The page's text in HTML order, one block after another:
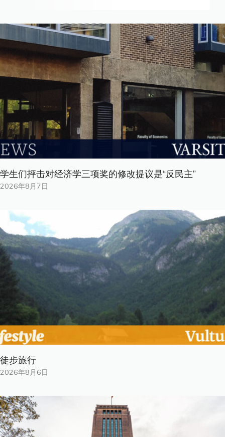
学生们抨击对经济学三项奖的修改提议是“反民主”
2026年8月7日
徒步旅行
2026年8月6日